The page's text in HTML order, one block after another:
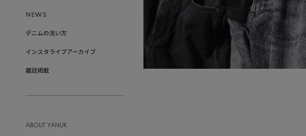
NEWS
デニムの洗い方
インスタライブアーカイブ
雑誌掲載
ABOUT YANUK